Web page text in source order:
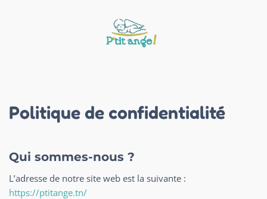
Politique de confidentialité
Qui sommes-nous ?
L’adresse de notre site web est la suivante :
https://ptitange.tn/